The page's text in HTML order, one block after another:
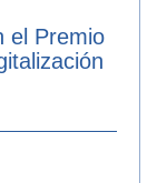
el Premio